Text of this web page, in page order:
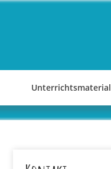
Unterrichtsmaterial